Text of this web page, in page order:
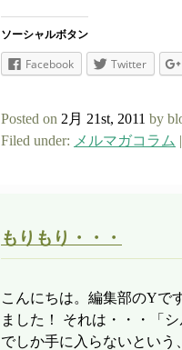
ソーシャルボタン
Facebook Twitter
Posted on 2月 21st, 2011 by
Filed under: メルマガコラム |
もりもり・・・
こんにちは。編集部のYで
ました！ それは・・・「
でしか手に入らないとい